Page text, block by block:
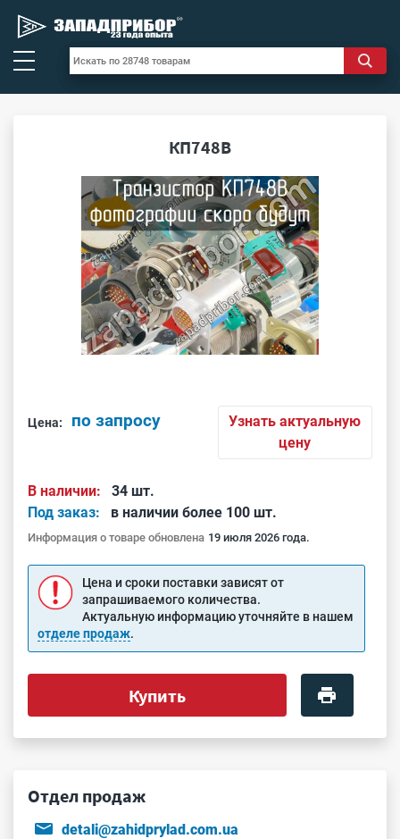
КП748В
Цена: по запросу
Узнать актуальную
цену
В наличии:
34 шт.
Под заказ:
в наличии более 100 шт.
Информация о товаре обновлена 19 июля 2026 года.
Цена и сроки поставки зависят от
запрашиваемого количества.
Актуальную информацию уточняйте в нашем
отделе продаж.
Купить
Отдел продаж
detali@zahidprylad.com.ua